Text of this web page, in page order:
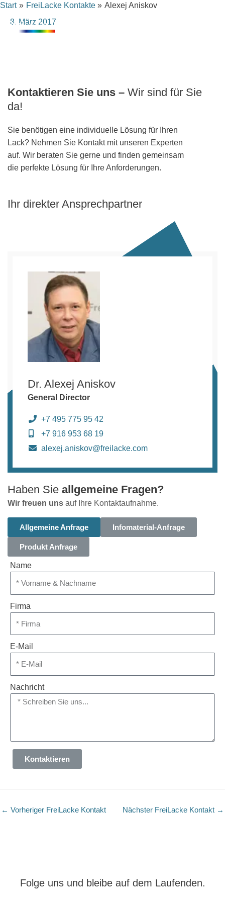
Zum
Inhalt
springen
Start FreiLacke Kontakte
Alexej Aniskov
8. März 2017
Kontaktieren Sie uns – Wir sind für Sie
da!
Sie benötigen eine individuelle Lösung für Ihren
Lack? Nehmen Sie Kontakt mit unseren Experten
auf. Wir beraten Sie gerne und finden gemeinsam
die perfekte Lösung für Ihre Anforderungen.
Ihr direkter Ansprechpartner
Dr. Alexej Aniskov
General Director
+7 495 775 95 42
+7 916 953 68 19
alexej.aniskov@freilacke.com
Haben Sie allgemeine Fragen?
Wir freuen uns auf Ihre Kontaktaufnahme.
Allgemeine Anfrage Infomaterial-Anfrage
Produkt Anfrage
Name
Firma
E-Mail
Nachricht
Kontaktieren
← Vorheriger FreiLacke Kontakt Nächster FreiLacke Kontakt →
Folge uns und bleibe auf dem Laufenden.